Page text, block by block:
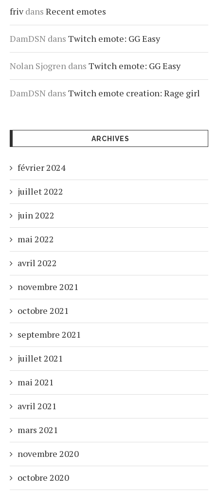
frivdans Recent emotes
DamDSN dans Twitch emote: GG Easy
Nolan Sjogren dans Twitch emote: GG Easy
DamDSN dans Twitch emote creation: Rage girl
ARCHIVES
février 2024
juillet 2022
juin 2022
mai 2022
avril 2022
novembre 2021
octobre 2021
septembre 2021
juillet 2021
mai 2021
avril 2021
mars 2021
novembre 2020
octobre 2020